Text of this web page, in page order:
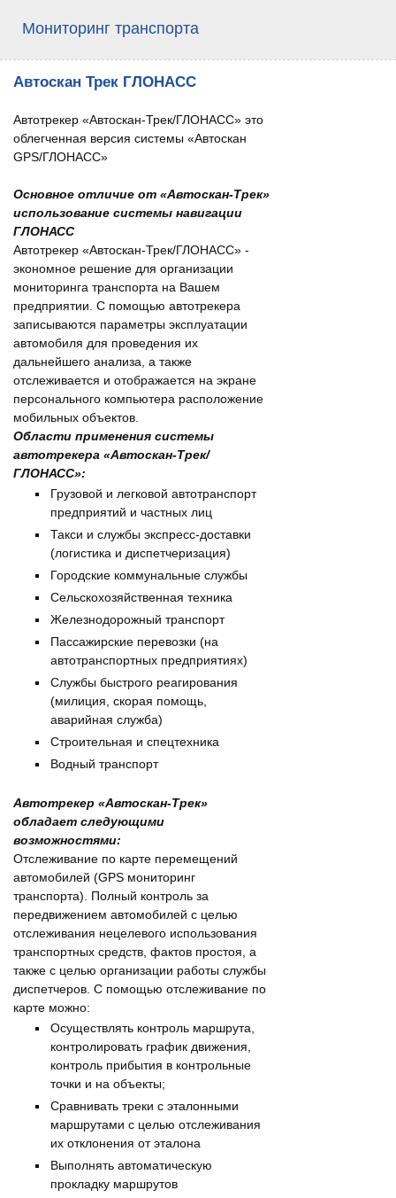
Мониторинг транспорта
Автоскан Трек ГЛОНАСС
Автотрекер «Автоcкан-Трек/ГЛОНАСС» это
облегченная версия системы «Автоскан
GPS/ГЛОНАСС»
Основное отличие от «Автоcкан-Трек»
использование системы навигации
ГЛОНАСС
Автотрекер «Автоcкан-Трек/ГЛОНАСС» -
экономное решение для организации
мониторинга транспорта на Вашем
предприятии. С помощью автотрекера
записываются параметры эксплуатации
автомобиля для проведения их
дальнейшего анализа, а также
отслеживается и отображается на экране
персонального компьютера расположение
мобильных объектов.
Области применения системы
автотрекера «Автоскан-Трек/
ГЛОНАСС»:
Грузовой и легковой автотранспорт
предприятий и частных лиц
Такси и службы экспресс-доставки
(логистика и диспетчеризация)
Городские коммунальные службы
Сельскохозяйственная техника
Железнодорожный транспорт
Пассажирские перевозки (на
автотранспортных предприятиях)
Службы быстрого реагирования
(милиция, скорая помощь,
аварийная служба)
Строительная и спецтехника
Водный транспорт
Автотрекер «Автоскан-Трек»
обладает следующими
возможностями:
Отслеживание по карте перемещений
автомобилей (GPS мониторинг
транспорта). Полный контроль за
передвижением автомобилей с целью
отслеживания нецелевого использования
транспортных средств, фактов простоя, а
также с целью организации работы службы
диспетчеров. С помощью отслеживание по
карте можно:
Осуществлять контроль маршрута,
контролировать график движения,
контроль прибытия в контрольные
точки и на объекты;
Сравнивать треки с эталонными
маршрутами с целью отслеживания
их отклонения от эталона
Выполнять автоматическую
прокладку маршрутов